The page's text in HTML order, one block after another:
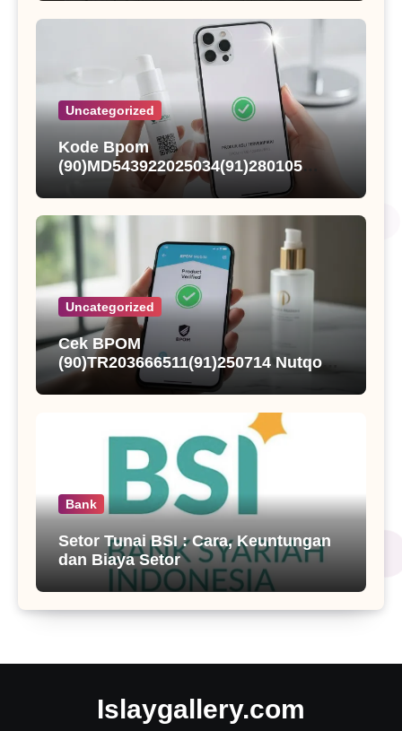
Holanda Propolis
Uncategorized
Kode Bpom
(90)MD543922025034(91)280105
Kings Fisher Sarden Dalam Saus
Tomat
Uncategorized
Cek BPOM
(90)TR203666511(91)250714 Nutqoh
Holanda Propolis
Bank
Setor Tunai BSI : Cara, Keuntungan
dan Biaya Setor
Islaygallery.com